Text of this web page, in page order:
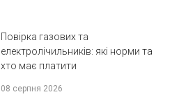
Повірка газових та
електролічильників: які норми та
хто має платити
08 серпня 2026